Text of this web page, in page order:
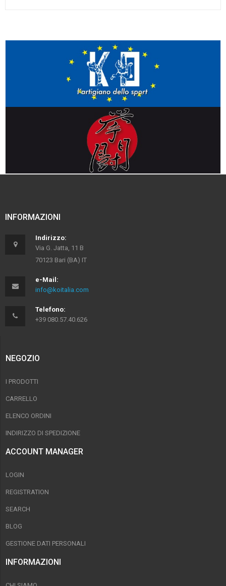
INFORMAZIONI
Indirizzo:
Via G. Jatta, 11 B
70123 Bari (BA) IT
e-Mail:
info@koitalia.com
Telefono:
+39 080.57.40.626
NEGOZIO
I PRODOTTI
CARRELLO
ELENCO ORDINI
INDIRIZZO DI SPEDIZIONE
ACCOUNT MANAGER
LOGIN
REGISTRATION
SEARCH
BLOG
GESTIONE DATI PERSONALI
INFORMAZIONI